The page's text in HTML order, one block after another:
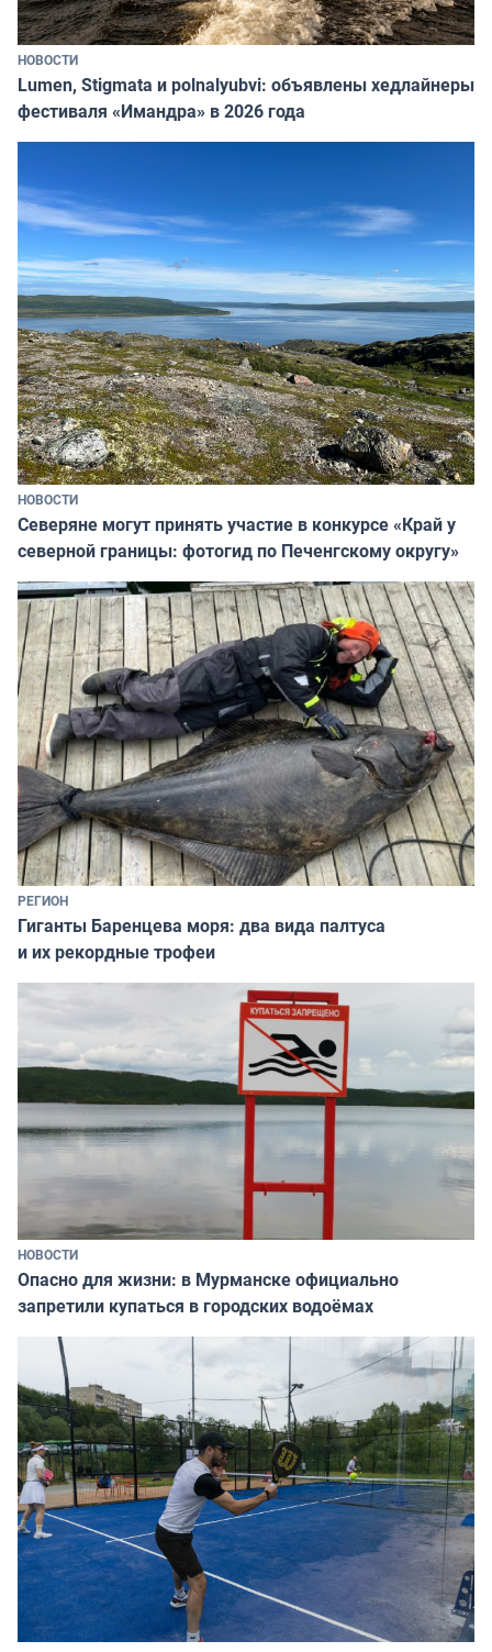
НОВОСТИ
Lumen, Stigmata и polnalyubvi: объявлены хедлайнеры
фестиваля «Имандра» в 2026 года
НОВОСТИ
Северяне могут принять участие в конкурсе «Край у
северной границы: фотогид по Печенгскому округу»
РЕГИОН
Гиганты Баренцева моря: два вида палтуса
и их рекордные трофеи
НОВОСТИ
Опасно для жизни: в Мурманске официально
запретили купаться в городских водоёмах